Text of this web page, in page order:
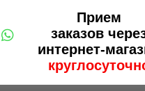
Прием
заказов
интернет-